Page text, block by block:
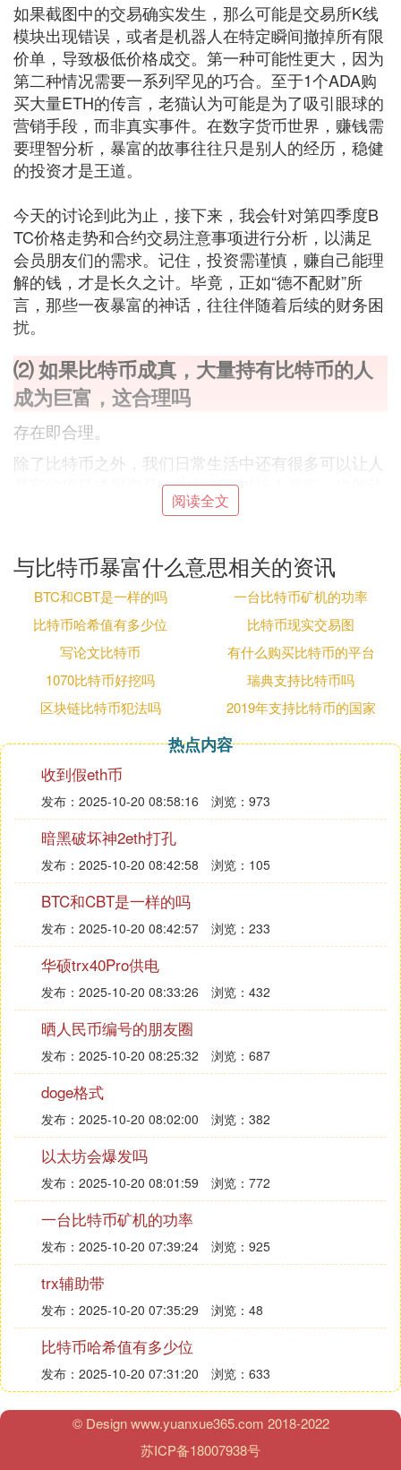
如果截图中的交易确实发生，那么可能是交易所K线
模块出现错误，或者是机器人在特定瞬间撤掉所有限
价单，导致极低价格成交。第一种可能性更大，因为
第二种情况需要一系列罕见的巧合。至于1个ADA购
买大量ETH的传言，老猫认为可能是为了吸引眼球的
营销手段，而非真实事件。在数字货币世界，赚钱需
要理智分析，暴富的故事往往只是别人的经历，稳健
的投资才是王道。
今天的讨论到此为止，接下来，我会针对第四季度B
TC价格走势和合约交易注意事项进行分析，以满足
会员朋友们的需求。记住，投资需谨慎，赚自己能理
解的钱，才是长久之计。毕竟，正如“德不配财”所
言，那些一夜暴富的神话，往往伴随着后续的财务困
扰。
⑵ 如果比特币成真，大量持有比特币的人
成为巨富，这合理吗
存在即合理。
除了比特币之外，我们日常生活中还有很多可以让人
暴富的项目或投资品，这些都可以让人暴富，也能让
人破产，这些在现今的经济社会中都是合理的，“危
会。
暴富的背后
正所谓“杀人放火金腰带，修桥补路无尸骸。”我的意
思是当少数人的暴富，背后是有很多人亏损甚至破
产，毕竟比特币目前只是一个零和游戏，有资本的地
方自然就会上涨，自然就会有炒作，有价值。
一个炒币暴富的投资者背后有多少个亏损、被套、爆
仓的投资者，这个值得我们有所思考。
⑶ 靠免费创造7万亿市值揭秘比特币现象背
后原理
小王说：我开了一个实体店，每天很忙碌，但是年营
收千万，一年可以纯赚百万。
小李说：我做了一个企业，年营收利润和你差不多，
但是公司上市了，有30倍市盈率，我的股份，让我身
价千万。
小刘说：我没您两位厉害，也不会经营，没什么能
力，我也没投资也没卖产品，我一分钱没花，也没干
啥事，0投资赚了10亿现金。
大家一致觉得小刘在吹牛，然后小刘不情愿的说，我
是最早期的比特币矿工，那会没费多大劲挖了3000个
比特币，这十年我该吃饭吃饭，该睡觉睡觉，什么事
都没管，前段时间35万一个卖了10亿现金。
这个世界到底怎么了？干一辈子不如几个比特币？赚
一辈子钱不如炒几个月币？
最残酷的真相：赚钱从来不是一份耕耘，一份收获，
而是你赚钱方式的层级！
破产的老板不是因为懒惰而破产的，而是每天起早贪
黑，辛辛苦苦亏光了所有的钱。开头的三个小故事，
分别代表了赚钱的三种层级：靠个人能力；靠资本市
场投资者；靠整个系统所有参与共建者。
小王的实体店，盈亏都是自己负责，能赚多少靠的是
个人的水平，他的店的力量就是自己的力量，没有其
阅读全文
与比特币暴富什么意思相关的资讯
BTC和CBT是一样的吗
一台比特币矿机的功率
比特币哈希值有多少位
比特币现实交易图
写论文比特币
有什么购买比特币的平台
1070比特币好挖吗
瑞典支持比特币吗
区块链比特币犯法吗
2019年支持比特币的国家
热点内容
收到假eth币
发布：2025-10-20 08:58:16 浏览：973
暗黑破坏神2eth打孔
发布：2025-10-20 08:42:58 浏览：105
BTC和CBT是一样的吗
发布：2025-10-20 08:42:57 浏览：233
华硕trx40Pro供电
发布：2025-10-20 08:33:26 浏览：432
晒人民币编号的朋友圈
发布：2025-10-20 08:25:32 浏览：687
doge格式
发布：2025-10-20 08:02:00 浏览：382
以太坊会爆发吗
发布：2025-10-20 08:01:59 浏览：772
一台比特币矿机的功率
发布：2025-10-20 07:39:24 浏览：925
trx辅助带
发布：2025-10-20 07:35:29 浏览：48
比特币哈希值有多少位
发布：2025-10-20 07:31:20 浏览：633
© Design www.yuanxue365.com 2018-2022
苏ICP备18007938号